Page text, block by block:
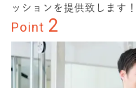
ッションを提供致します！
Point 2